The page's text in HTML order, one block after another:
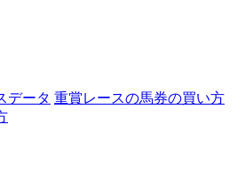
データ 重賞レースの馬券の買い方